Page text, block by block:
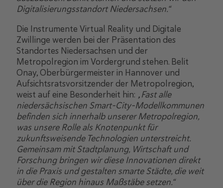
Digitalisierungsstandort Niedersachsen.“
Die Instrumente Virtual Reality und Digitale
Zwillinge werden bei der Präsentation des
Standortes Niedersachsen und der
Metropolregion im Vordergrund stehen. Belit
Onay, Oberbürgermeister in Hannover und
Aufsichtsratsvorsitzender der Metropolregion,
weist auf eine Besonderheit hin: „Fast alle
niedersächsischen Smart-City-Modellkommunen
befinden sich innerhalb unserer Metropolregion,
was unsere Rolle als Knotenpunkt für
zukunftsweisende Technologien unterstreicht.
Gemeinsam mit Stadtplanung, Wirtschaft und
Forschung bringen wir diese Innovationen direkt
in die Praxis und gestalten smarte Städte, die weit
über die Region hinaus Maßstäbe setzen.“